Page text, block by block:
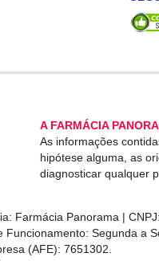
A FARMÁCIA
As informações
hipótese alguma, as
diagnosticar qualquer
Farmácia Panorama |
Segunda
(AFE): 7651302.